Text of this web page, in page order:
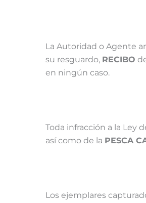
La Autoridad o Agente
su resguardo, RECIBO
en ningún caso.
Toda infracción a la Ley
así como de la PESCA
Los ejemplares